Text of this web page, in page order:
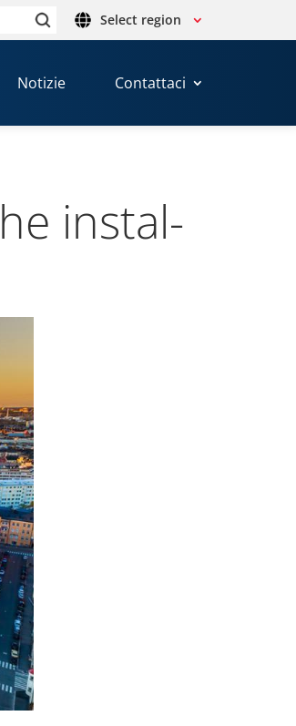
Select region
Notizie Contattaci
instal­